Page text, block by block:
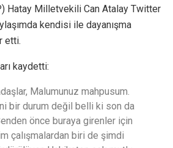
Hatay Milletvekili Can Atalay Twitter
kendisi ile dayanışma
etti.
kaydetti:
Malumunuz mahpusum.
bir durum değil belli ki son da
önce buraya girenler için
çalışmalardan biri de şimdi